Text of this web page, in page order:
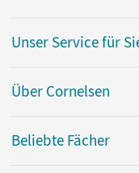
Unser Service für
Über Cornelsen
Beliebte Fächer